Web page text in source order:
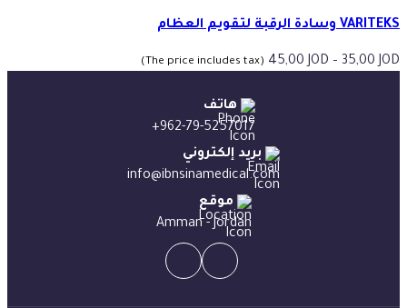
VARITEKS وسادة الرقبة لتقويم العظام
35,00 JOD
–
45,00 JOD
نطاق
من
خلال
(The price includes tax)
هاتف
+962-79-5257017
بريد إلكتروني
info@ibnsinamedical.com
موقع
Amman - Jordan